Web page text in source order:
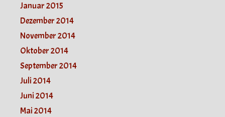
Januar 2015
Dezember 2014
November 2014
Oktober 2014
September 2014
Juli 2014
Juni 2014
Mai 2014